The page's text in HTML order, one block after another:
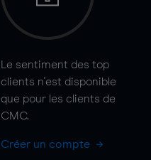
Le sentiment des top
clients n'est disponible
que pour les clients de
CMC.
Créer un compte